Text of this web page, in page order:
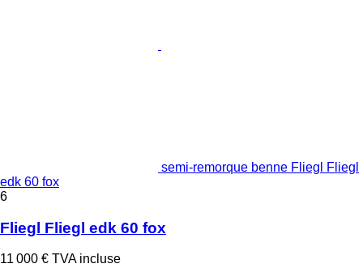
semi-remorque benne Fliegl Fliegl
edk 60 fox
6
Fliegl Fliegl edk 60 fox
11 000 € TVA incluse